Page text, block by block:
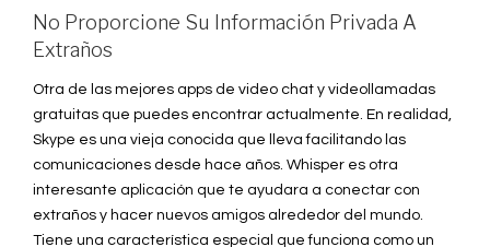
No Proporcione Su Información Privada A
Extraños
Otra de las mejores apps de video chat y videollamadas
gratuitas que puedes encontrar actualmente. En realidad,
Skype es una vieja conocida que lleva facilitando las
comunicaciones desde hace años. Whisper es otra
interesante aplicación que te ayudara a conectar con
extraños y hacer nuevos amigos alrededor del mundo.
Tiene una característica especial que funciona como un